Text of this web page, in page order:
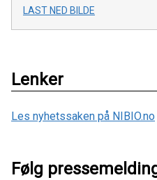
LAST NED BILDE
Lenker
Les nyhetssaken på NIBIO.no
Følg